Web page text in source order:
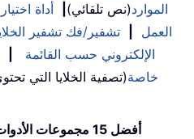
الموارد(نص تلقائي) أداة
العمل
تشفير/فك تشفير
الإلكتروني حسب القائمة
خاصة(تصفية الخلايا التي
أفضل 15 مجموعات الأدوات